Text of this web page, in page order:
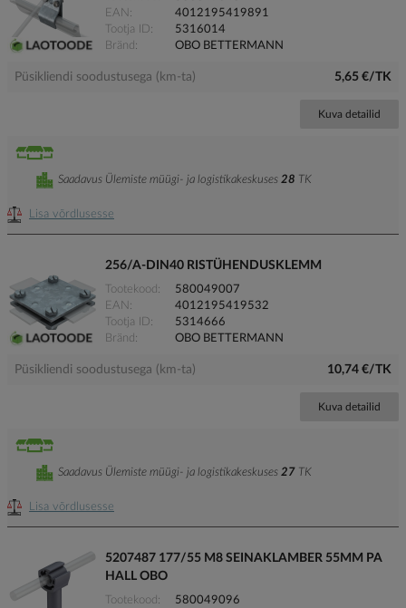
EAN
4012195419891
Tootja ID
5316014
Bränd
OBO BETTERMANN
Püsikliendi soodustusega (km-ta) 5,65 €/TK
Kuva detailid
Lisa võrdlusesse
Saadavus Ülemiste müügi- ja logistikakeskuses 28 TK
256/A-DIN40 RISTÜHENDUSKLEMM
Tootekood
580049007
EAN
4012195419532
Tootja ID
5314666
Bränd
OBO BETTERMANN
Püsikliendi soodustusega (km-ta) 10,74 €/TK
Kuva detailid
Lisa võrdlusesse
Saadavus Ülemiste müügi- ja logistikakeskuses 27 TK
5207487 177/55 M8 SEINAKLAMBER 55MM PA
HALL OBO
Tootekood
580049096